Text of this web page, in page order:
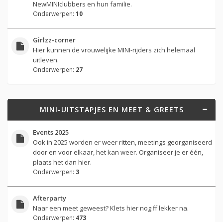
NewMINIclubbers en hun familie.
Onderwerpen: 10
Girlzz-corner
Hier kunnen de vrouwelijke MINI-rijders zich helemaal
uitleven.
Onderwerpen: 27
MINI-UITSTAPJES EN MEET & GREETS
Events 2025
Ook in 2025 worden er weer ritten, meetings georganiseerd
door en voor elkaar, het kan weer. Organiseer je er één,
plaats het dan hier.
Onderwerpen: 3
Afterparty
Naar een meet geweest? Klets hier nog ff lekker na.
Onderwerpen: 473